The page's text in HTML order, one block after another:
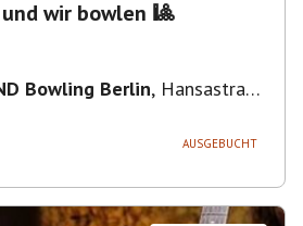
wir bowlen 🎱
Bowling Berlin, Hansastraße
AUSGEBUCHT